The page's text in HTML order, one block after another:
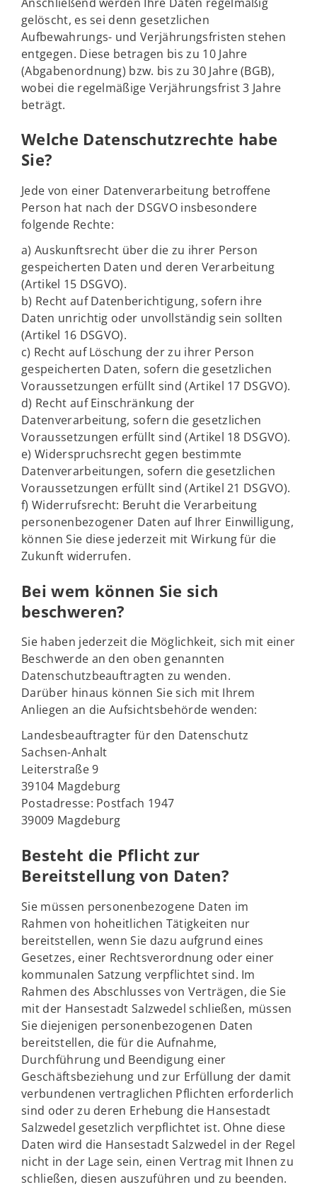
gelöscht, es sei denn gesetzlichen
Aufbewahrungs- und Verjährungsfristen stehen
entgegen. Diese betragen bis zu 10 Jahre
(Abgabenordnung) bzw. bis zu 30 Jahre (BGB),
wobei die regelmäßige Verjährungsfrist 3 Jahre
beträgt.
Welche Datenschutzrechte habe
Sie?
Jede von einer Datenverarbeitung betroffene
Person hat nach der DSGVO insbesondere
folgende Rechte:
a) Auskunftsrecht über die zu ihrer Person
gespeicherten Daten und deren Verarbeitung
(Artikel 15 DSGVO).
b) Recht auf Datenberichtigung, sofern ihre
Daten unrichtig oder unvollständig sein sollten
(Artikel 16 DSGVO).
c) Recht auf Löschung der zu ihrer Person
gespeicherten Daten, sofern die gesetzlichen
Voraussetzungen erfüllt sind (Artikel 17 DSGVO).
d) Recht auf Einschränkung der
Datenverarbeitung, sofern die gesetzlichen
Voraussetzungen erfüllt sind (Artikel 18 DSGVO).
e) Widerspruchsrecht gegen bestimmte
Datenverarbeitungen, sofern die gesetzlichen
Voraussetzungen erfüllt sind (Artikel 21 DSGVO).
f) Widerrufsrecht: Beruht die Verarbeitung
personenbezogener Daten auf Ihrer Einwilligung,
können Sie diese jederzeit mit Wirkung für die
Zukunft widerrufen.
Bei wem können Sie sich
beschweren?
Sie haben jederzeit die Möglichkeit, sich mit einer
Beschwerde an den oben genannten
Datenschutzbeauftragten zu wenden.
Darüber hinaus können Sie sich mit Ihrem
Anliegen an die Aufsichtsbehörde wenden:
Landesbeauftragter für den Datenschutz
Sachsen-Anhalt
Leiterstraße 9
39104 Magdeburg
Postadresse: Postfach 1947
39009 Magdeburg
Besteht die Pflicht zur
Bereitstellung von Daten?
Sie müssen personenbezogene Daten im
Rahmen von hoheitlichen Tätigkeiten nur
bereitstellen, wenn Sie dazu aufgrund eines
Gesetzes, einer Rechtsverordnung oder einer
kommunalen Satzung verpflichtet sind. Im
Rahmen des Abschlusses von Verträgen, die Sie
mit der Hansestadt Salzwedel schließen, müssen
Sie diejenigen personenbezogenen Daten
bereitstellen, die für die Aufnahme,
Durchführung und Beendigung einer
Geschäftsbeziehung und zur Erfüllung der damit
verbundenen vertraglichen Pflichten erforderlich
sind oder zu deren Erhebung die Hansestadt
Salzwedel gesetzlich verpflichtet ist. Ohne diese
Daten wird die Hansestadt Salzwedel in der Regel
nicht in der Lage sein, einen Vertrag mit Ihnen zu
schließen, diesen auszuführen und zu beenden.